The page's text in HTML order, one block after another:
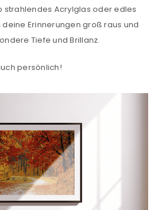
strahlendes Acrylglas oder edles
Erinnerungen groß raus und
Tiefe und Brillanz.
persönlich!